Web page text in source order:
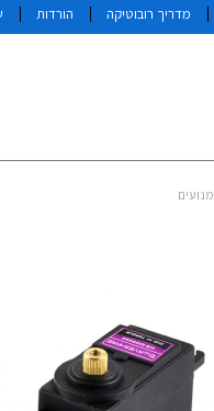
מדריך רובוטיקה הורדות
מנועים